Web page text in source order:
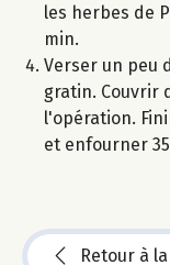
les herbes de
min.
Verser un peu
gratin. Couvrir
l'opération.
et enfourner
Retour à